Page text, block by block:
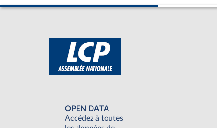
OPEN DATA
Accédez à toutes